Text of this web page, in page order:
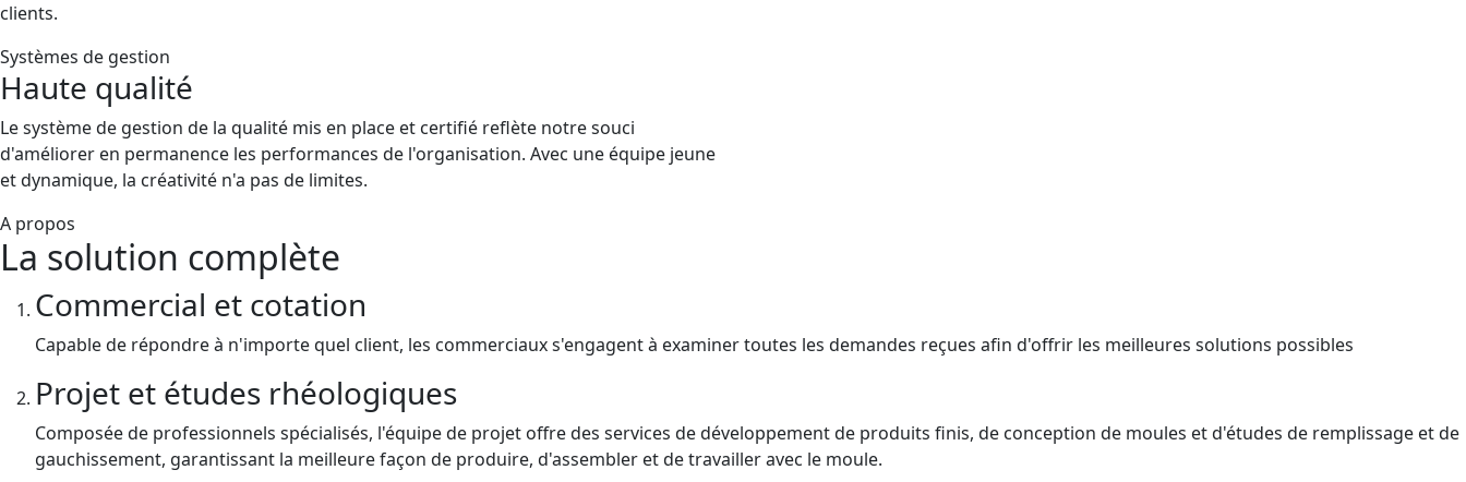
clients.
Systèmes de gestion
Haute qualité
Le système de gestion de la qualité mis en place et certifié reflète notre souci
d'améliorer en permanence les performances de l'organisation. Avec une équipe jeune
et dynamique, la créativité n'a pas de limites.
A propos
La solution complète
Commercial et cotation
Capable de répondre à n'importe quel client, les commerciaux s'engagent à examiner toutes les demandes reçues afin d'offrir les meilleures solutions possibles
Projet et études rhéologiques
Composée de professionnels spécialisés, l'équipe de projet offre des services de développement de produits finis, de conception de moules et d'études de remplissage et de
gauchissement, garantissant la meilleure façon de produire, d'assembler et de travailler avec le moule.